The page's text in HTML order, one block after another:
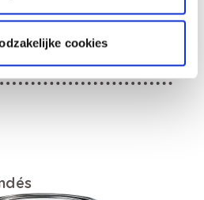
cookies
une réaction
données de sécurité